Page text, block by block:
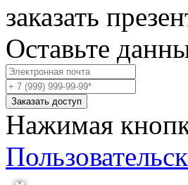
заказать
Оставьте
Заказать доступ
Нажимая